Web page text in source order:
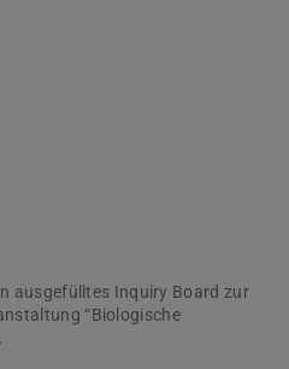
ausgefülltes Inquiry Board zur
“Biologische